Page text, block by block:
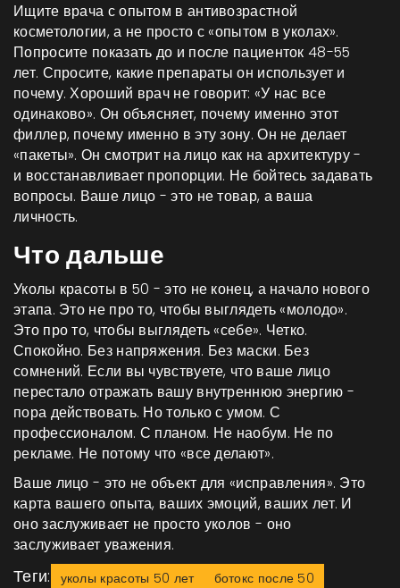
Ищите врача с опытом в антивозрастной
косметологии, а не просто с «опытом в уколах».
Попросите показать до и после пациенток 48-55
лет. Спросите, какие препараты он использует и
почему. Хороший врач не говорит: «У нас все
одинаково». Он объясняет, почему именно этот
филлер, почему именно в эту зону. Он не делает
«пакеты». Он смотрит на лицо как на архитектуру -
и восстанавливает пропорции. Не бойтесь задавать
вопросы. Ваше лицо - это не товар, а ваша
личность.
Что дальше
Уколы красоты в 50 - это не конец, а начало нового
этапа. Это не про то, чтобы выглядеть «молодо».
Это про то, чтобы выглядеть «себе». Четко.
Спокойно. Без напряжения. Без маски. Без
сомнений. Если вы чувствуете, что ваше лицо
перестало отражать вашу внутреннюю энергию -
пора действовать. Но только с умом. С
профессионалом. С планом. Не наобум. Не по
рекламе. Не потому что «все делают».
Ваше лицо - это не объект для «исправления». Это
карта вашего опыта, ваших эмоций, ваших лет. И
оно заслуживает не просто уколов - оно
заслуживает уважения.
Теги: уколы красоты 50 лет
ботокс после 50